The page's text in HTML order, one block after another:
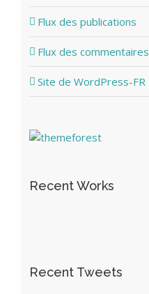
Flux des publications
Flux des commentaires
Site de WordPress-FR
Recent Works
Recent Tweets